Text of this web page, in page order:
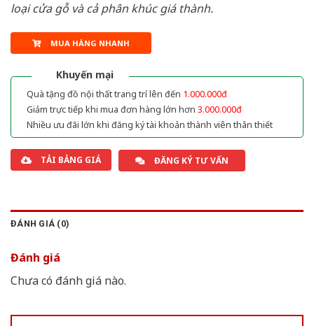
loại cửa gỗ và cả phân khúc giá thành.
MUA HÀNG NHANH
Khuyến mại
Quà tặng đồ nội thất trang trí lên đến 1.000.000đ
Giảm trực tiếp khi mua đơn hàng lớn hơn 3.000.000đ
Nhiều ưu đãi lớn khi đăng ký tài khoản thành viên thân thiết
TẢI BẢNG GIÁ ĐĂNG KÝ TƯ VẤN
ĐÁNH GIÁ (0)
Đánh giá
Chưa có đánh giá nào.